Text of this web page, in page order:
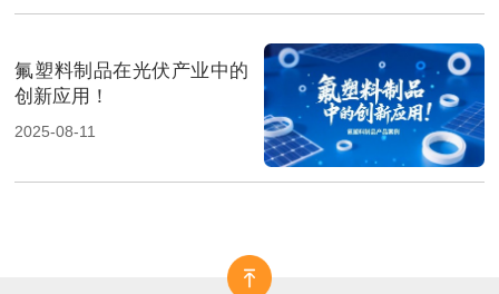
氟塑料制品在光伏产业中的
创新应用！
2025-08-11